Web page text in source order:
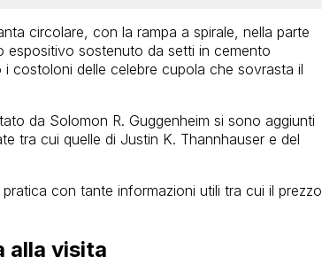
circolare, con la rampa a spirale, nella parte
espositivo sostenuto da setti in cemento
costoloni delle celebre cupola che sovrasta il
da Solomon R. Guggenheim si sono aggiunti
tra cui quelle di Justin K. Thannhauser e del
con tante informazioni utili tra cui il prezzo
alla visita